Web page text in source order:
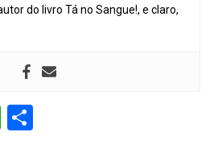
do livro Tá no Sangue!, e claro,
WhatsApp